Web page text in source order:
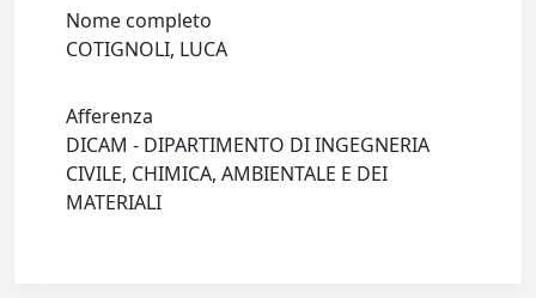
Nome completo
COTIGNOLI, LUCA
Afferenza
DICAM - DIPARTIMENTO DI INGEGNERIA
CIVILE, CHIMICA, AMBIENTALE E DEI
MATERIALI